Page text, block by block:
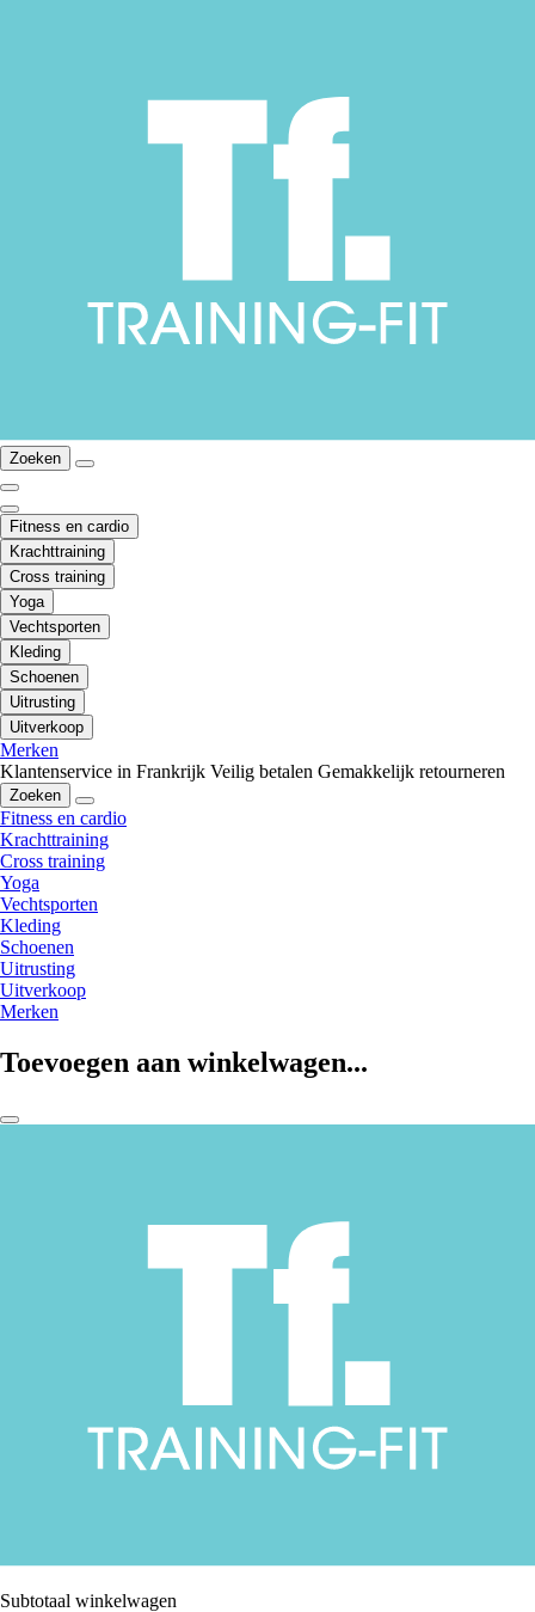
Zoeken
Fitness en cardio
Krachttraining
Cross training
Yoga
Vechtsporten
Kleding
Schoenen
Uitrusting
Uitverkoop
Merken
Klantenservice in Frankrijk Veilig betalen Gemakkelijk retourneren
Zoeken
Fitness en cardio
Krachttraining
Cross training
Yoga
Vechtsporten
Kleding
Schoenen
Uitrusting
Uitverkoop
Merken
Toevoegen aan winkelwagen...
Subtotaal winkelwagen